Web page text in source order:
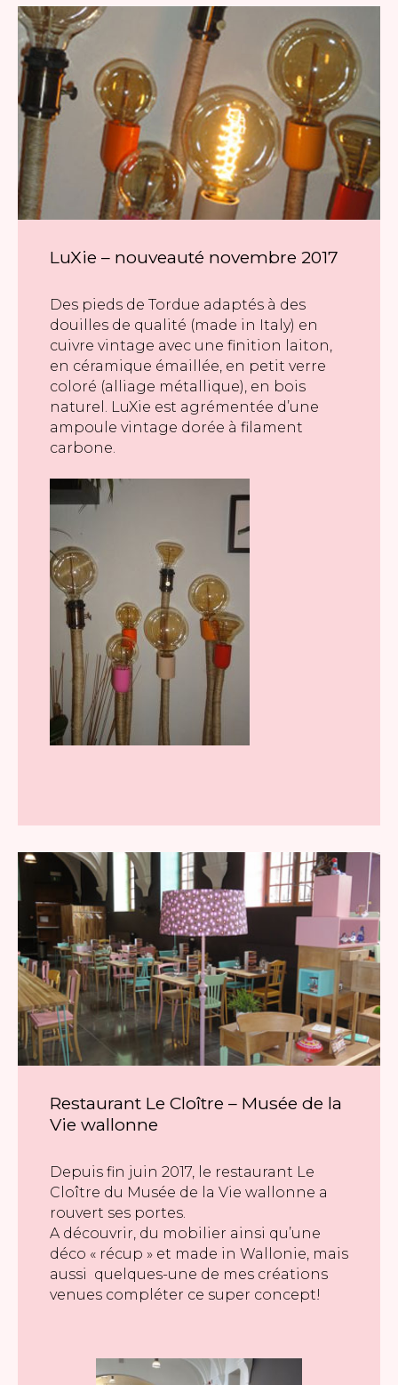
LuXie – nouveauté novembre 2017
Des pieds de Tordue adaptés à des
douilles de qualité (made in Italy) en
cuivre vintage avec une finition laiton,
en céramique émaillée, en petit verre
coloré (alliage métallique), en bois
naturel. LuXie est agrémentée d’une
ampoule vintage dorée à filament
carbone.
Restaurant Le Cloître – Musée de la
Vie wallonne
Depuis fin juin 2017, le restaurant Le
Cloître du Musée de la Vie wallonne a
rouvert ses portes.
A découvrir, du mobilier ainsi qu’une
déco « récup » et made in Wallonie, mais
aussi quelques-une de mes créations
venues compléter ce super concept!